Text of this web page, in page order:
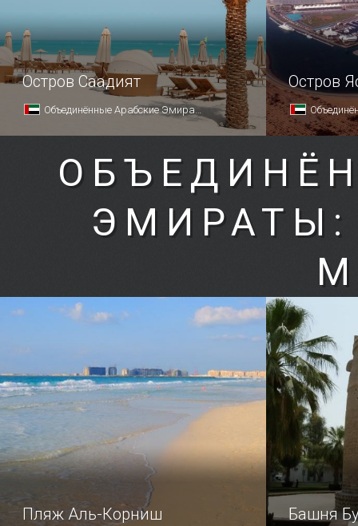
Остров Саадият
Объединённые Арабские Эмираты
Остров
Пляж Аль-Корниш Башня